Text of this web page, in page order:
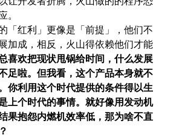
「红利」更像是「前提」，他们不
加成，相反，火山得依赖他们才能
喜欢把现状甩锅给时间，什么发展
足啦。但我看，这个产品本身就不
你利用这个时代提供的条件得以生
上个时代的事情。就好像用发动机
果抱怨内燃机效率低，那为啥不直